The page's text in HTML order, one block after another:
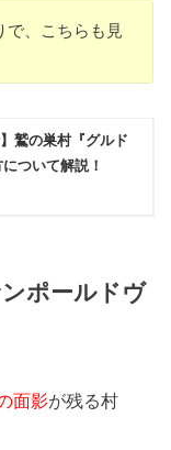
で、こちらも見
鷲の巣村『グルド
ついて解説！
ポールドヴ
面影が残る村